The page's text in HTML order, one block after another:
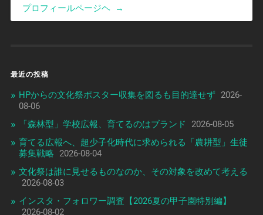
プロフィールページヘ
→
最近の投稿
HPからの文化祭ポスター収集を図るも目的達せず 2026-
08-06
「森林型」学校広報、育てるのはブランド
2026-08-05
育てる広報へ、超少子化時代に求められる「農耕型」生徒
募集戦略
2026-08-04
文化祭は誰に見せるものなのか、その対象を改めて考える
2026-08-03
インスタ・フォロワー調査【2026夏の甲子園特別編】
2026-08-02